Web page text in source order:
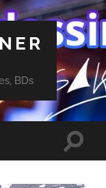
BDs
Toggle